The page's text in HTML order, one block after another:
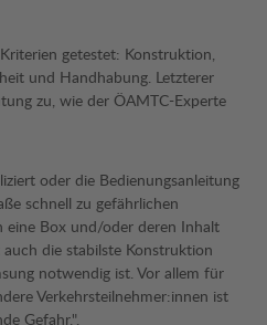
getestet: Konstruktion,
und Handhabung. Letzterer
zu, wie der ÖAMTC-Experte
oder die Bedienungsanleitung
schnell zu gefährlichen
Box und/oder deren Inhalt
die stabilste Konstruktion
notwendig ist. Vor allem für
Verkehrsteilnehmer:innen ist
Gefahr.".